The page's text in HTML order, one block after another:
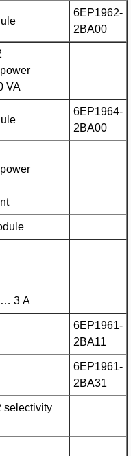
6EP1962-
2BA00
VA
6EP1964-
2BA00
… 3 A
6EP1961-
2BA11
6EP1961-
2BA31
selectivity